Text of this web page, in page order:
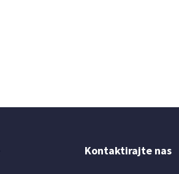
Kontaktirajte nas